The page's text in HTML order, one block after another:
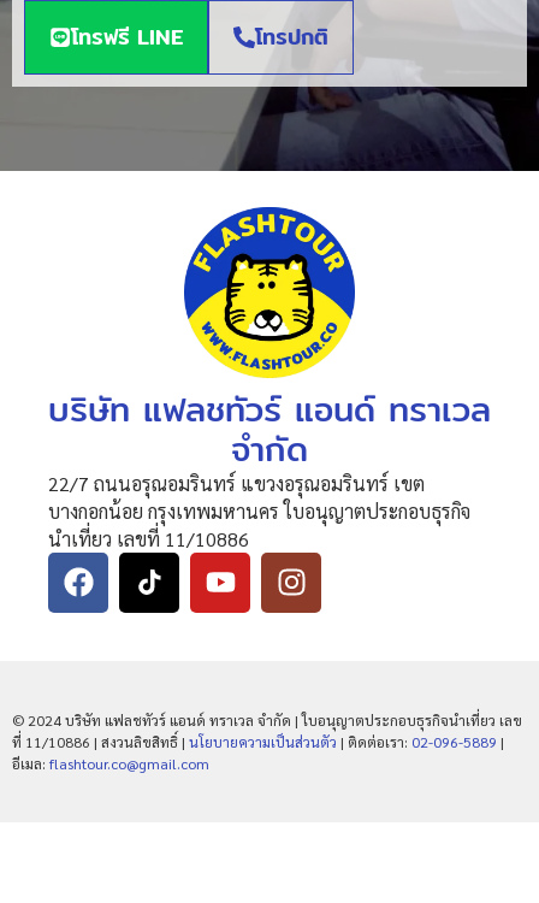
โทรฟรี LINE โทรปกติ
บริษัท แฟลชทัวร์ แอนด์ ทราเวล
จำกัด
22/7 ถนนอรุณอมรินทร์ แขวงอรุณอมรินทร์ เขต
บางกอกน้อย กรุงเทพมหานคร ใบอนุญาตประกอบธุรกิจ
นำเที่ยว เลขที่ 11/10886
© 2024 บริษัท แฟลชทัวร์ แอนด์ ทราเวล จำกัด | ใบอนุญาตประกอบธุรกิจนำเที่ยว เลข
ที่ 11/10886 | สงวนลิขสิทธิ์ | นโยบายความเป็นส่วนตัว | ติดต่อเรา: 02-096-5889 |
อีเมล: flashtour.co@gmail.com